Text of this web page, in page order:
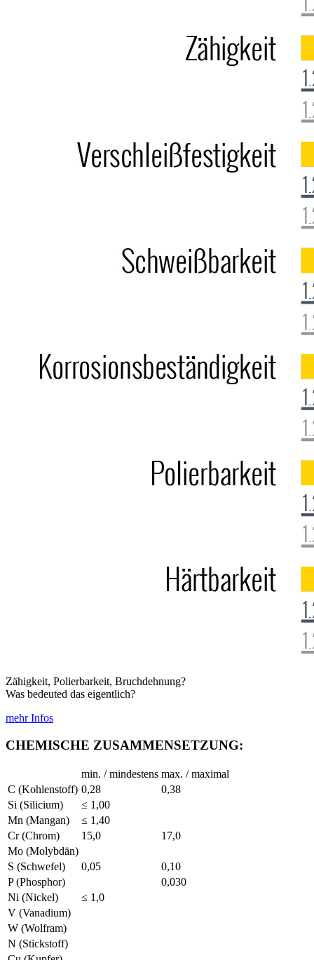
Zähigkeit, Polierbarkeit, Bruchdehnung?
Was bedeuted das eigentlich?
mehr Infos
CHEMISCHE ZUSAMMENSETZUNG:
min. / mindestens max. / maximal
C (Kohlenstoff) 0,28
0,38
Si (Silicium)
≤ 1,00
Mn (Mangan)
≤ 1,40
Cr (Chrom)
15,0
17,0
Mo (Molybdän)
S (Schwefel)
0,05
0,10
P (Phosphor)
0,030
Ni (Nickel)
≤ 1,0
V (Vanadium)
W (Wolfram)
N (Stickstoff)